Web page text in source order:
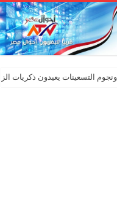
التسعينات يعيدون ذكريات